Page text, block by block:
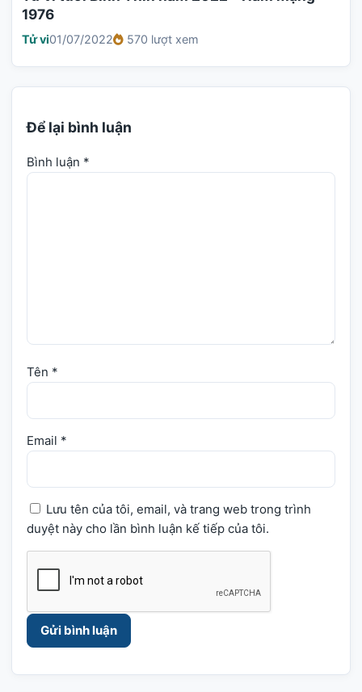
1976
Tử vi01/07/2022 570 lượt xem
Để lại bình luận
Bình luận *
Tên *
Email *
Lưu tên của tôi, email, và trang web trong trình
duyệt này cho lần bình luận kế tiếp của tôi.